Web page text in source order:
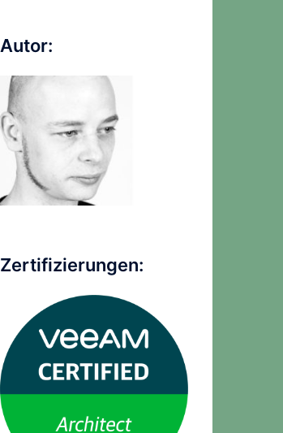
Autor:
Zertifizierungen: